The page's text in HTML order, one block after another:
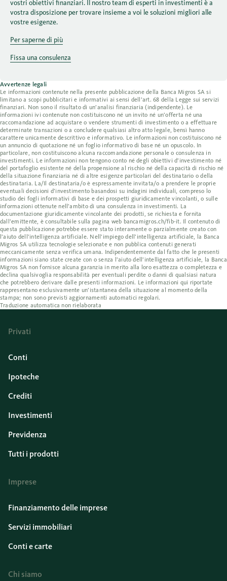
vostri obiettivi finanziari. Il nostro team di esperti in investimenti è a
vostra disposizione per trovare insieme a voi le soluzioni migliori alle
vostre esigenze.
Per saperne di più
Fissa una consulenza
Avvertenze legali
Le informazioni contenute nella presente pubblicazione della Banca Migros SA si
limitano a scopi pubblicitari e informativi ai sensi dell’art. 68 della Legge sui servizi
finanziari. Non sono il risultato di un’analisi finanziaria (indipendente). Le
informazioni ivi contenute non costituiscono né un invito né un’offerta né una
raccomandazione ad acquistare o vendere strumenti di investimento o a effettuare
determinate transazioni o a concludere qualsiasi altro atto legale, bensì hanno
carattere unicamente descrittivo e informativo. Le informazioni non costituiscono né
un annuncio di quotazione né un foglio informativo di base né un opuscolo. In
particolare, non costituiscono alcuna raccomandazione personale o consulenza in
investimenti. Le informazioni non tengono conto né degli obiettivi d’investimento né
del portafoglio esistente né della propensione al rischio né della capacità di rischio né
della situazione finanziaria né di altre esigenze particolari del destinatario o della
destinataria. La/Il destinataria/o è espressamente invitata/o a prendere le proprie
eventuali decisioni d’investimento basandosi su indagini individuali, compreso lo
studio dei fogli informativi di base e dei prospetti giuridicamente vincolanti, o sulle
informazioni ottenute nell’ambito di una consulenza in investimenti. La
documentazione giuridicamente vincolante dei prodotti, se richiesta e fornita
dall’emittente, è consultabile sulla pagina web bancamigros.ch/fib-it. Il contenuto di
questa pubblicazione potrebbe essere stato interamente o parzialmente creato con
l’aiuto dell’intelligenza artificiale. Nell’impiego dell’intelligenza artificiale, la Banca
Migros SA utilizza tecnologie selezionate e non pubblica contenuti generati
meccanicamente senza verifica umana. Indipendentemente dal fatto che le presenti
informazioni siano state create con o senza l’aiuto dell’intelligenza artificiale, la Banca
Migros SA non fornisce alcuna garanzia in merito alla loro esattezza o completezza e
declina qualsivoglia responsabilità per eventuali perdite o danni di qualsiasi natura
che potrebbero derivare dalle presenti informazioni. Le informazioni qui riportate
rappresentano esclusivamente un’istantanea della situazione al momento della
stampa; non sono previsti aggiornamenti automatici regolari.
Traduzione automatica non rielaborata
Privati
Conti
Ipoteche
Crediti
Investimenti
Previdenza
Tutti i prodotti
Imprese
Finanziamento delle imprese
Servizi immobiliari
Conti e carte
Chi siamo